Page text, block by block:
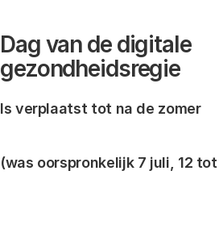
Dag van de digitale
gezondheidsregie
Is verplaatst tot na de zomer
(was oorspronkelijk 7 juli, 12 tot